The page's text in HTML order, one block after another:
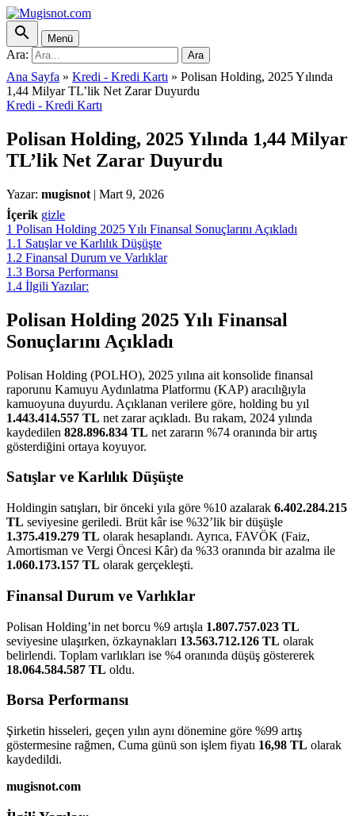
Menü
Ara: Ara
Ana Sayfa » Kredi - Kredi Kartı » Polisan Holding, 2025 Yılında
1,44 Milyar TL’lik Net Zarar Duyurdu
Kredi - Kredi Kartı
Polisan Holding, 2025 Yılında 1,44 Milyar
TL’lik Net Zarar Duyurdu
Yazar: mugisnot | Mart 9, 2026
İçerik gizle
1 Polisan Holding 2025 Yılı Finansal Sonuçlarını Açıkladı
1.1 Satışlar ve Karlılık Düşüşte
1.2 Finansal Durum ve Varlıklar
1.3 Borsa Performansı
1.4 İlgili Yazılar:
Polisan Holding 2025 Yılı Finansal
Sonuçlarını Açıkladı
Polisan Holding (POLHO), 2025 yılına ait konsolide finansal
raporunu Kamuyu Aydınlatma Platformu (KAP) aracılığıyla
kamuoyuna duyurdu. Açıklanan verilere göre, holding bu yıl
1.443.414.557 TL net zarar açıkladı. Bu rakam, 2024 yılında
kaydedilen 828.896.834 TL net zararın %74 oranında bir artış
gösterdiğini ortaya koyuyor.
Satışlar ve Karlılık Düşüşte
Holdingin satışları, bir önceki yıla göre %10 azalarak 6.402.284.215
TL seviyesine geriledi. Brüt kâr ise %32’lik bir düşüşle
1.375.419.279 TL olarak hesaplandı. Ayrıca, FAVÖK (Faiz,
Amortisman ve Vergi Öncesi Kâr) da %33 oranında bir azalma ile
1.060.173.157 TL olarak gerçekleşti.
Finansal Durum ve Varlıklar
Polisan Holding’in net borcu %9 artışla 1.807.757.023 TL
seviyesine ulaşırken, özkaynakları 13.563.712.126 TL olarak
belirlendi. Toplam varlıkları ise %4 oranında düşüş göstererek
18.064.584.587 TL oldu.
Borsa Performansı
Şirketin hisseleri, geçen yılın aynı dönemine göre %99 artış
göstermesine rağmen, Cuma günü son işlem fiyatı 16,98 TL olarak
kaydedildi.
mugisnot.com